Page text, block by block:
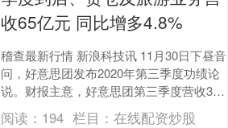
收65亿元 同比增多4.8%
稽查最新行情 新浪科技讯 11月30日下昼音
问，好意思团发布2020年第三季度功绩论
说。财报主意，好意思团第三季度营收354
亿元，同比增长28.8%。经换取净利....
阅读： 194 栏目： 在线配资炒股